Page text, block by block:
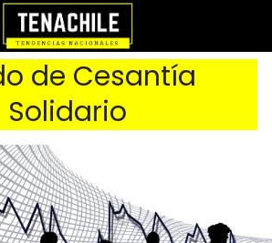
de Cesantía
Solidario